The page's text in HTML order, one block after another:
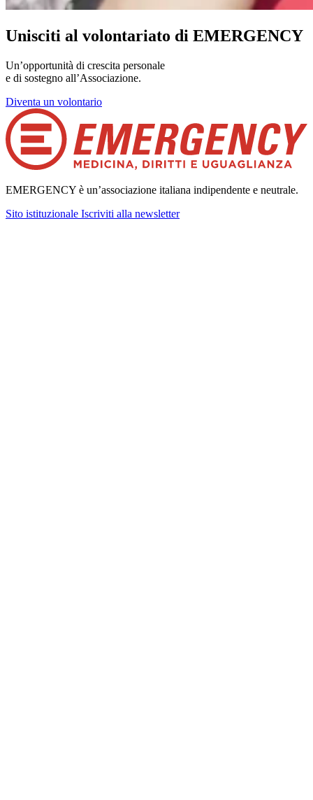
Unisciti al volontariato di EMERGENCY
Un’opportunità di crescita personale
e di sostegno all’Associazione.
Diventa un volontario
EMERGENCY è un’associazione italiana indipendente e neutrale.
Sito istituzionale Iscriviti alla newsletter